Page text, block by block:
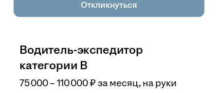
Откликнуться
Водитель-экспедитор
категории В
75 000–110 000₽ за месяц, на руки